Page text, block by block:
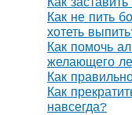
Как не пить
хотеть
Как помочь
желающего
Как
Как
навсегда?